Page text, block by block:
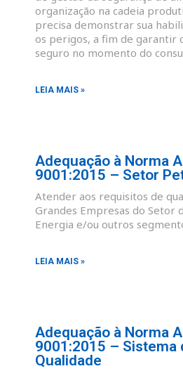
organização na cadeia
precisa demonstrar sua
os perigos, a fim de garantir
seguro no momento do
LEIA MAIS »
Adequação à Norma
9001:2015 – Setor
Atender aos requisitos de
Grandes Empresas do Setor
Energia e/ou outros
LEIA MAIS »
Adequação à Norma
9001:2015 – Sistema
Qualidade